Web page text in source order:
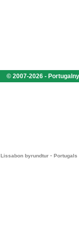
© 2007-2026 -
Lissabon byrundtur - Portugals